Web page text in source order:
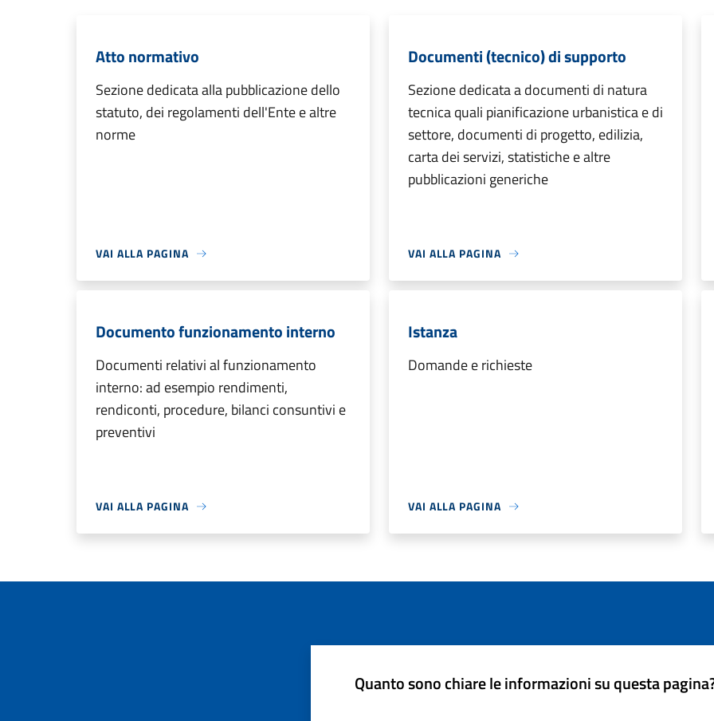
Atto normativo
Sezione dedicata alla pubblicazione dello
statuto, dei regolamenti dell'Ente e altre
norme
VAI ALLA PAGINA
Documenti (tecnico) di supporto
Sezione dedicata a documenti di natura
tecnica quali pianificazione urbanistica e di
settore, documenti di progetto, edilizia,
carta dei servizi, statistiche e altre
pubblicazioni generiche
VAI ALLA PAGINA
Documento funzionamento interno
Documenti relativi al funzionamento
interno: ad esempio rendimenti,
rendiconti, procedure, bilanci consuntivi e
preventivi
VAI ALLA PAGINA
Istanza
Domande e richieste
VAI ALLA PAGINA
Quanto sono chiare le informazioni su questa